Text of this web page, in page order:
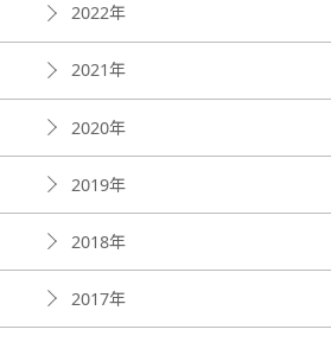
2022年
2021年
2020年
2019年
2018年
2017年